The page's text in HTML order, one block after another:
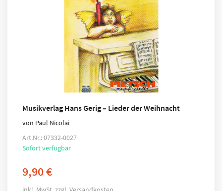
Musikverlag Hans Gerig – Lieder der Weihnacht
von Paul Nicolai
Art.Nr.: 07332-0027
Sofort verfügbar
9,90€